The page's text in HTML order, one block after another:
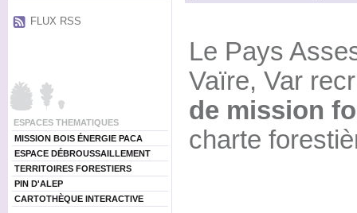
FLUX RSS
ESPACES THEMATIQUES
MISSION BOIS ÉNERGIE PACA
ESPACE DÉBROUSSAILLEMENT
TERRITOIRES FORESTIERS
PIN D'ALEP
CARTOTHÈQUE INTERACTIVE
Le Pays
Vaïre, Var
de mission
charte